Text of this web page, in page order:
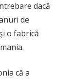
dacă
de
o fabrică
că a